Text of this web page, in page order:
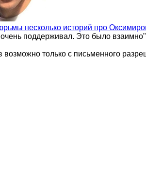
несколько историй про
поддерживал. Это было взаимно"
только с письменного